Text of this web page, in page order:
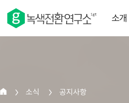
소개
> 소식 > 공지사항